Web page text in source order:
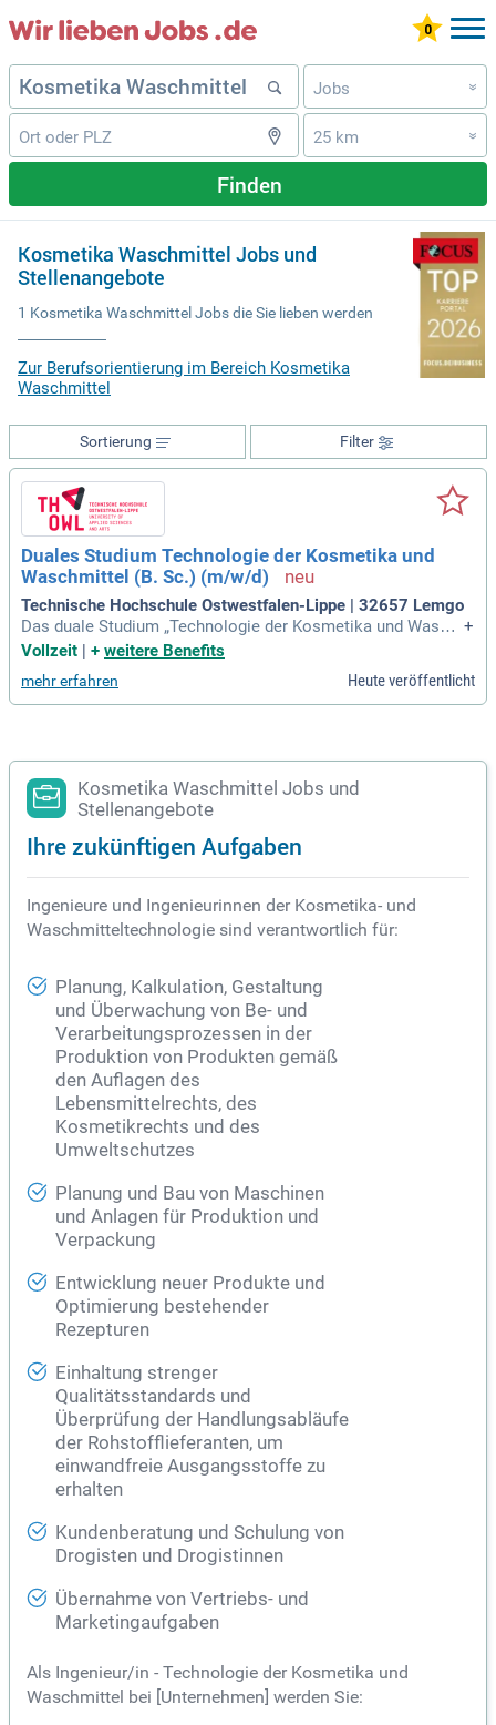
Jobs »
25 km »
Finden
Kosmetika Waschmittel Jobs und
Stellenangebote
1 Kosmetika Waschmittel Jobs die Sie lieben werden
Zur Berufsorientierung im Bereich Kosmetika
Waschmittel
Filter
Sortierung
Duales Studium Technologie der Kosmetika und
Waschmittel (B. Sc.) (m/w/d)
Technische Hochschule Ostwestfalen-Lippe | 32657 Lemgo
Das duale Studium „Technologie der Kosmetika und Wasch
mittel“ (B. Sc.) bietet Ihnen die Möglichkeit, aktiv an der Ent
umfassende natur- und ingenieurwissenschaftliche Kenntnis
se, die in der heutigen Branche unverzichtbar sind. Der Studi
er lernen Sie unter anderem über Kosmetikherstellung, Che
mie und Physik. Im zweiten Semester vertiefen Sie Ihr Wiss
en in Hautphysiologie sowie organischer und biochemische
rten und innovativen Bereich mit unzähligen Perspektiven.
+
Vollzeit
+ weitere Benefits
mehr erfahren Heute veröffentlicht
Kosmetika Waschmittel Jobs und
Stellenangebote
Ihre zukünftigen Aufgaben
Ingenieure und Ingenieurinnen der Kosmetika- und
Waschmitteltechnologie sind verantwortlich für:
Planung, Kalkulation, Gestaltung
und Überwachung von Be- und
Verarbeitungsprozessen in der
Produktion von Produkten gemäß
den Auflagen des
Lebensmittelrechts, des
Kosmetikrechts und des
Umweltschutzes
Planung und Bau von Maschinen
und Anlagen für Produktion und
Verpackung
Entwicklung neuer Produkte und
Optimierung bestehender
Rezepturen
Einhaltung strenger
Qualitätsstandards und
Überprüfung der Handlungsabläufe
der Rohstofflieferanten, um
einwandfreie Ausgangsstoffe zu
erhalten
Kundenberatung und Schulung von
Drogisten und Drogistinnen
Übernahme von Vertriebs- und
Marketingaufgaben
Als Ingenieur/in - Technologie der Kosmetika und
Waschmittel bei [Unternehmen] werden Sie: